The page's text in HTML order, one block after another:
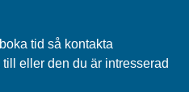
tid så kontakta
eller den du är intresserad